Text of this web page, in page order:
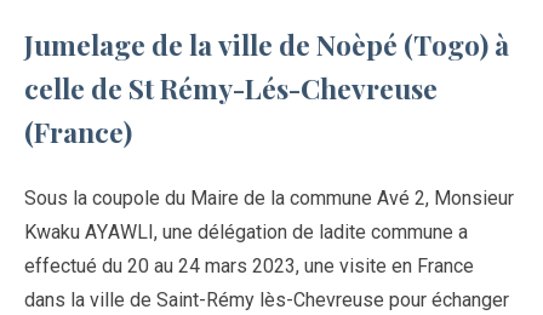
Jumelage de la ville de Noèpé (Togo) à
celle de St Rémy-Lés-Chevreuse
(France)
Sous la coupole du Maire de la commune Avé 2, Monsieur
Kwaku AYAWLI, une délégation de ladite commune a
effectué du 20 au 24 mars 2023, une visite en France
dans la ville de Saint-Rémy lès-Chevreuse pour échanger